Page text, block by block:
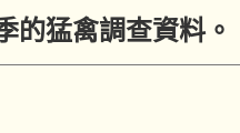
的猛禽調查資料。